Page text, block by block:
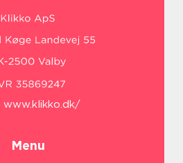
www.klikko.dk/
Menu